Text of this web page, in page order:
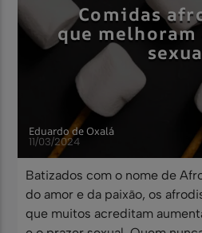
Comidas
que melhoram
Eduardo de Oxalá
11/03/2024
Batizados com o nome de
do amor e da paixão, os
que muitos acreditam